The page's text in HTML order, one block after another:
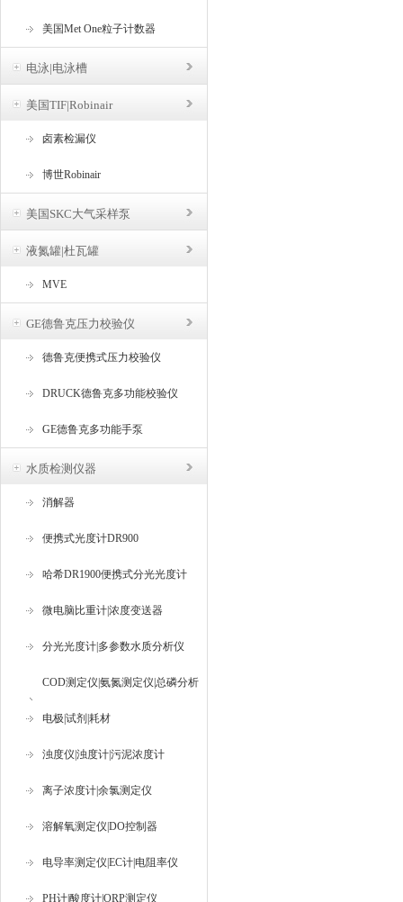
美国Met One粒子计数器
电泳|电泳槽
美国TIF|Robinair
卤素检漏仪
博世Robinair
美国SKC大气采样泵
液氮罐|杜瓦罐
MVE
GE德鲁克压力校验仪
德鲁克便携式压力校验仪
DRUCK德鲁克多功能校验仪
GE德鲁克多功能手泵
水质检测仪器
消解器
便携式光度计DR900
哈希DR1900便携式分光光度计
微电脑比重计|浓度变送器
分光光度计|多参数水质分析仪
COD测定仪|氨氮测定仪|总磷分析
仪
电极|试剂|耗材
浊度仪|浊度计|污泥浓度计
离子浓度计|余氯测定仪
溶解氧测定仪|DO控制器
电导率测定仪|EC计|电阻率仪
PH计|酸度计|ORP测定仪